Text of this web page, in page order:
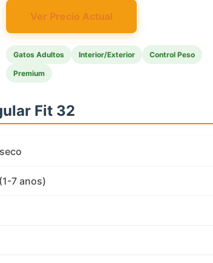
Ver Precio Actual
Gatos Adultos Interior/Exterior Control Peso
Premium
Fit 32
7 anos)